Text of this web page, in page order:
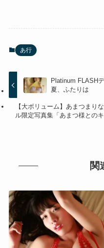
あ行
Platinum FLASH
夏、ふたりは
【大ボリューム】あまつまり
ル限定写真集「あまつ様とのキ
関